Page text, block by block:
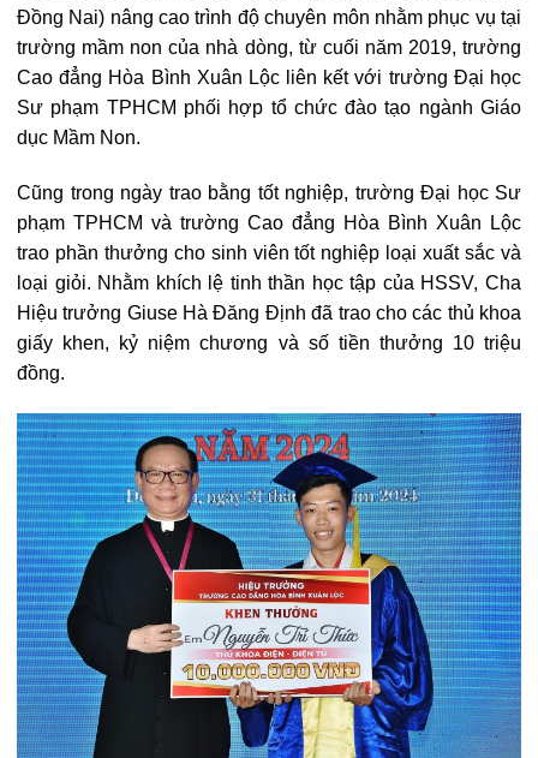
Đồng Nai) nâng cao trình độ chuyên môn nhằm phục vụ tại
trường mầm non của nhà dòng, từ cuối năm 2019, trường
Cao đẳng Hòa Bình Xuân Lộc liên kết với trường Đại học
Sư phạm TPHCM phối hợp tổ chức đào tạo ngành Giáo
dục Mầm Non.
Cũng trong ngày trao bằng tốt nghiệp, trường Đại học Sư
phạm TPHCM và trường Cao đẳng Hòa Bình Xuân Lộc
trao phần thưởng cho sinh viên tốt nghiệp loại xuất sắc và
loại giỏi. Nhằm khích lệ tinh thần học tập của HSSV, Cha
Hiệu trưởng Giuse Hà Đăng Định đã trao cho các thủ khoa
giấy khen, kỷ niệm chương và số tiền thưởng 10 triệu
đồng.